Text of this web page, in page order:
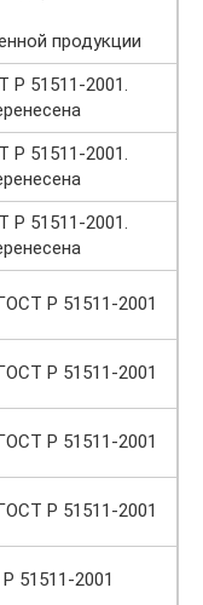
продукции
51511-2001.
51511-2001.
51511-2001.
Р 51511-2001
Р 51511-2001
Р 51511-2001
Р 51511-2001
51511-2001